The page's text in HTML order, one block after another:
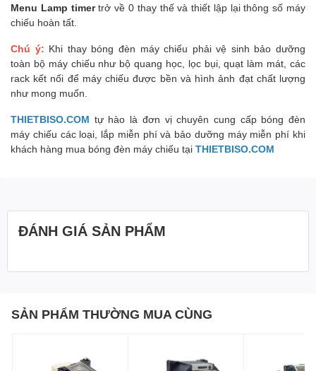
Menu Lamp timertrở về 0 thay thế và thiết lập lại thông số máy
chiếu hoàn tất.
Chú ý: Khi thay bóng đèn máy chiếu phải vệ sinh bảo dưỡng
toàn bộ máy chiếu như bộ quang học, lọc bụi, quạt làm mát, các
rack kết nối để máy chiếu được bền và hình ảnh đạt chất lượng
như mong muốn.
THIETBISO.COM tự hào là đơn vị chuyên cung cấp bóng đèn
máy chiếu các loại, lắp miễn phí và bảo dưỡng máy miễn phí khi
khách hàng mua bóng đèn máy chiếu tại THIETBISO.COM
ĐÁNH GIÁ SẢN PHẨM
SẢN PHẨM THƯỜNG MUA CÙNG